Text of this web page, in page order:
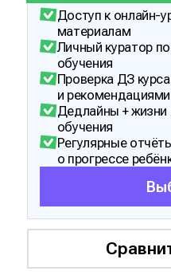
Доступ к онлайн-
материалам
Личный куратор
обучения
Проверка ДЗ
и рекомендациями
Дедлайны +
обучения
Регулярные
о прогрессе